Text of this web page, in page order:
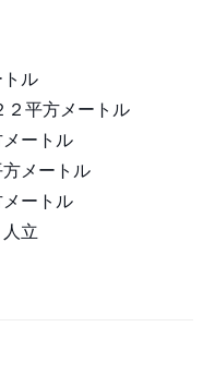
ル
平方メートル
ートル
ートル
ートル
立